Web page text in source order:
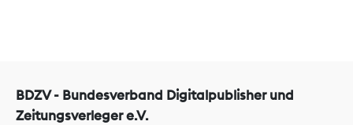
BDZV - Bundesverband Digitalpublisher und
Zeitungsverleger e.V.